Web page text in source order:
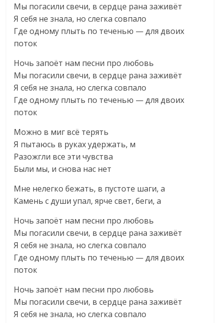
Мы погасили свечи, в сердце рана заживёт
Я себя не знала, но слегка совпало
Где одному плыть по теченью — для двоих
поток
Ночь запоёт нам песни про любовь
Мы погасили свечи, в сердце рана заживёт
Я себя не знала, но слегка совпало
Где одному плыть по теченью — для двоих
поток
Можно в миг всё терять
Я пытаюсь в руках удержать, м
Разожгли все эти чувства
Были мы, и снова нас нет
Мне нелегко бежать, в пустоте шаги, а
Камень с души упал, ярче свет, беги, а
Ночь запоёт нам песни про любовь
Мы погасили свечи, в сердце рана заживёт
Я себя не знала, но слегка совпало
Где одному плыть по теченью — для двоих
поток
Ночь запоёт нам песни про любовь
Мы погасили свечи, в сердце рана заживёт
Я себя не знала, но слегка совпало